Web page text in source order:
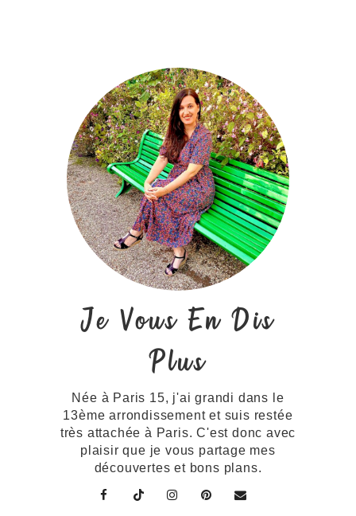
Je Vous En Dis
Plus
Née à Paris 15, j'ai grandi dans le
13ème arrondissement et suis restée
très attachée à Paris. C'est donc avec
plaisir que je vous partage mes
découvertes et bons plans.